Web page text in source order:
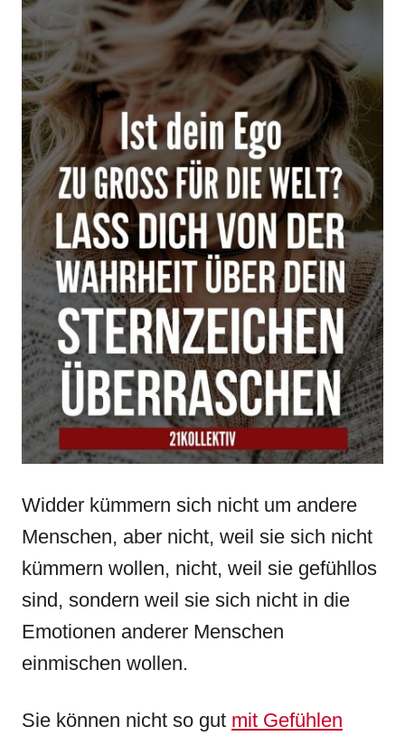
Widder kümmern sich nicht um andere
Menschen, aber nicht, weil sie sich nicht
kümmern wollen, nicht, weil sie gefühllos
sind, sondern weil sie sich nicht in die
Emotionen anderer Menschen
einmischen wollen.
Sie können nicht so gut mit Gefühlen